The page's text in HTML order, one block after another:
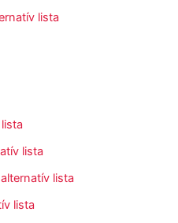
lista
lista
alternatív lista
lista